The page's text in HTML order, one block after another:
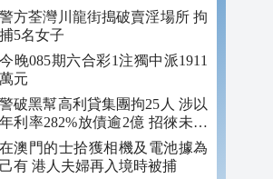
警方荃灣川龍街搗破賣淫場所 拘
捕5名女子
今晚085期六合彩1注獨中派1911
萬元
警破黑幫高利貸集團拘25人 涉以
年利率282%放債逾2億 招徠未成
年追數
在澳門的士拾獲相機及電池據為
己有 港人夫婦再入境時被捕